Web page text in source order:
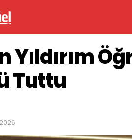
Yıldırım
Tuttu